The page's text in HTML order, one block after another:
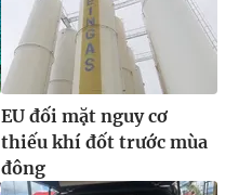
EU đối mặt nguy cơ
thiếu khí đốt trước mùa
đông